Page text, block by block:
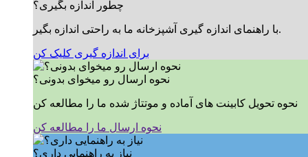
چطور اندازه بگیری؟
با راهنمای اندازه گیری آشپزخانه ما به راحتی اندازه بگیر.
برای اندازه گیری کلیک کن
نحوه ارسال رو میخوای بدونی؟
نحوه تحویل کابینت های آماده و موتتاژ شده ما را مطالعه کن
نحوه ارسال ما را مطالعه کن
نیاز به راهنمایی داری؟